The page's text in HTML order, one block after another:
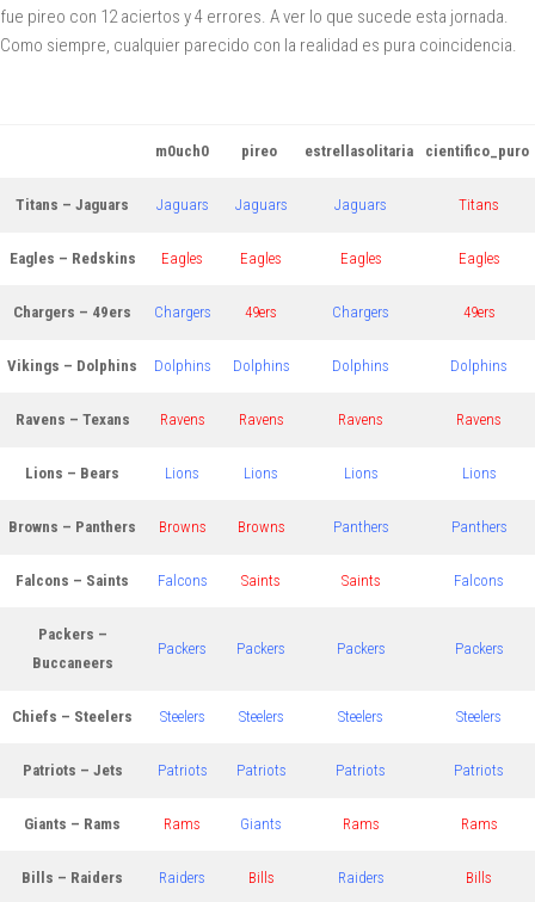
fue pireo con 12 aciertos y 4 errores. A ver lo que sucede esta jornada.
Como siempre, cualquier parecido con la realidad es pura coincidencia.
m0uch0 pireo estrellasolitaria cientifico_puro
Titans – Jaguars Jaguars Jaguars Jaguars Titans
Eagles – Redskins Eagles Eagles Eagles Eagles
Chargers – 49ers Chargers 49ers Chargers 49ers
Vikings – Dolphins Dolphins Dolphins Dolphins Dolphins
Ravens – Texans Ravens Ravens Ravens Ravens
Lions – Bears Lions Lions Lions Lions
Browns – Panthers Browns Browns Panthers Panthers
Falcons – Saints Falcons Saints Saints Falcons
Packers –
Buccaneers
Packers Packers Packers Packers
Chiefs – Steelers Steelers Steelers Steelers Steelers
Patriots – Jets Patriots Patriots Patriots Patriots
Giants – Rams Rams Giants Rams Rams
Bills – Raiders Raiders Bills Raiders Bills